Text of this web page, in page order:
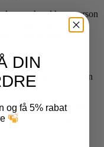
kan se, hvad hver person
cups er også
Cups til beer pong,
til Halloween eller
sølv tema. De har en
ikke kun dekorative;
styr på mængden i
DIN
og få 5% rabat